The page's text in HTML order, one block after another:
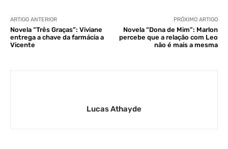
ARTIGO ANTERIOR
Novela “Três Graças”: Viviane
entrega a chave da farmácia a
Vicente
PRÓXIMO ARTIGO
Novela “Dona de Mim”: Marlon
percebe que a relação com Leo
não é mais a mesma
Lucas Athayde